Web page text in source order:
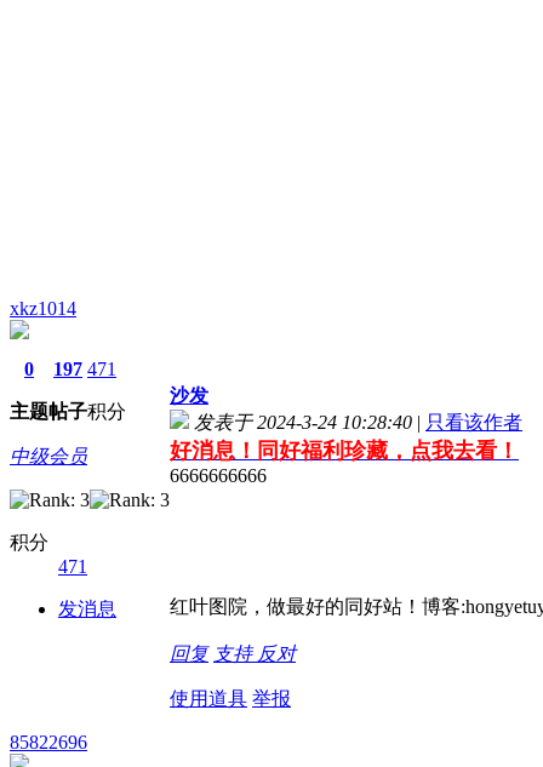
xkz1014
0
主题
197
帖子
471
积分
中级会员
积分
471
发消息
沙发
发表于 2024-3-24 10:28:40 | 只看该作者
好消息！同好福利珍藏，点我去看！
6666666666
红叶图院，做最好的同好站！博客
回复 支持 反对
使用道具 举报
85822696